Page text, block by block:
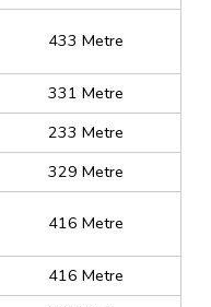
433 Metre
331 Metre
233 Metre
329 Metre
416 Metre
416 Metre